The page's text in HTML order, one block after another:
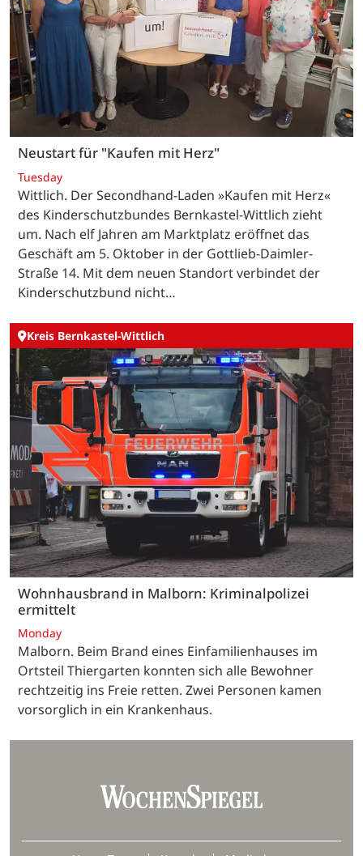
Neustart für "Kaufen mit Herz"
Tuesday
Wittlich. Der Secondhand-Laden »Kaufen mit Herz«
des Kinderschutzbundes Bernkastel-Wittlich zieht
um. Nach elf Jahren am Marktplatz eröffnet das
Geschäft am 5. Oktober in der Gottlieb-Daimler-
Straße 14. Mit dem neuen Standort verbindet der
Kinderschutzbund nicht…
Kreis Bernkastel-Wittlich
Wohnhausbrand in Malborn: Kriminalpolizei
ermittelt
Monday
Malborn. Beim Brand eines Einfamilienhauses im
Ortsteil Thiergarten konnten sich alle Bewohner
rechtzeitig ins Freie retten. Zwei Personen kamen
vorsorglich in ein Krankenhaus.